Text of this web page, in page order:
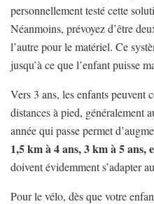
personnellement testé cette
Néanmoins, prévoyez d’être
l’autre pour le matériel. Ce
jusqu’à ce que l’enfant puisse
Vers 3 ans, les enfants peuvent
distances à pied, généralement
année qui passe permet
1,5 km à 4 ans, 3 km à 5 ans,
doivent évidemment s’adapter
Pour le vélo, dès que votre